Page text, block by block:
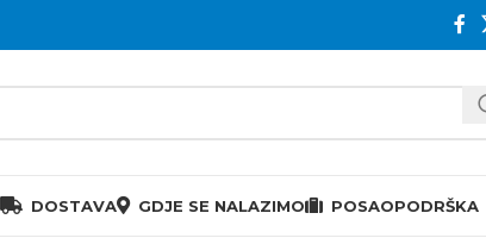
DOSTAVA GDJE SE NALAZIMO POSAOPODRŠKA